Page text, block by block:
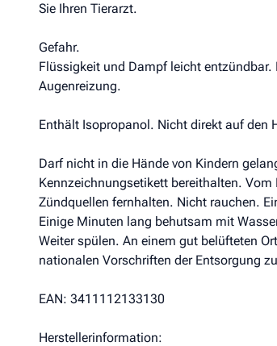
Sie Ihren Tierarzt.
Gefahr.
Flüssigkeit und Dampf leicht
Augenreizung.
Enthält Isopropanol. Nicht direkt auf den
Darf nicht in die Hände von Kindern
Kennzeichnungsetikett bereithalten.
Zündquellen fernhalten. Nicht rauchen.
Einige Minuten lang behutsam mit
Weiter spülen. An einem gut belüfteten
nationalen Vorschriften der Entsorgung
EAN: 3411112133130
Herstellerinformation: